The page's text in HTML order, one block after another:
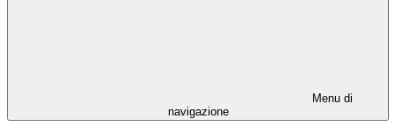
Menu di
navigazione